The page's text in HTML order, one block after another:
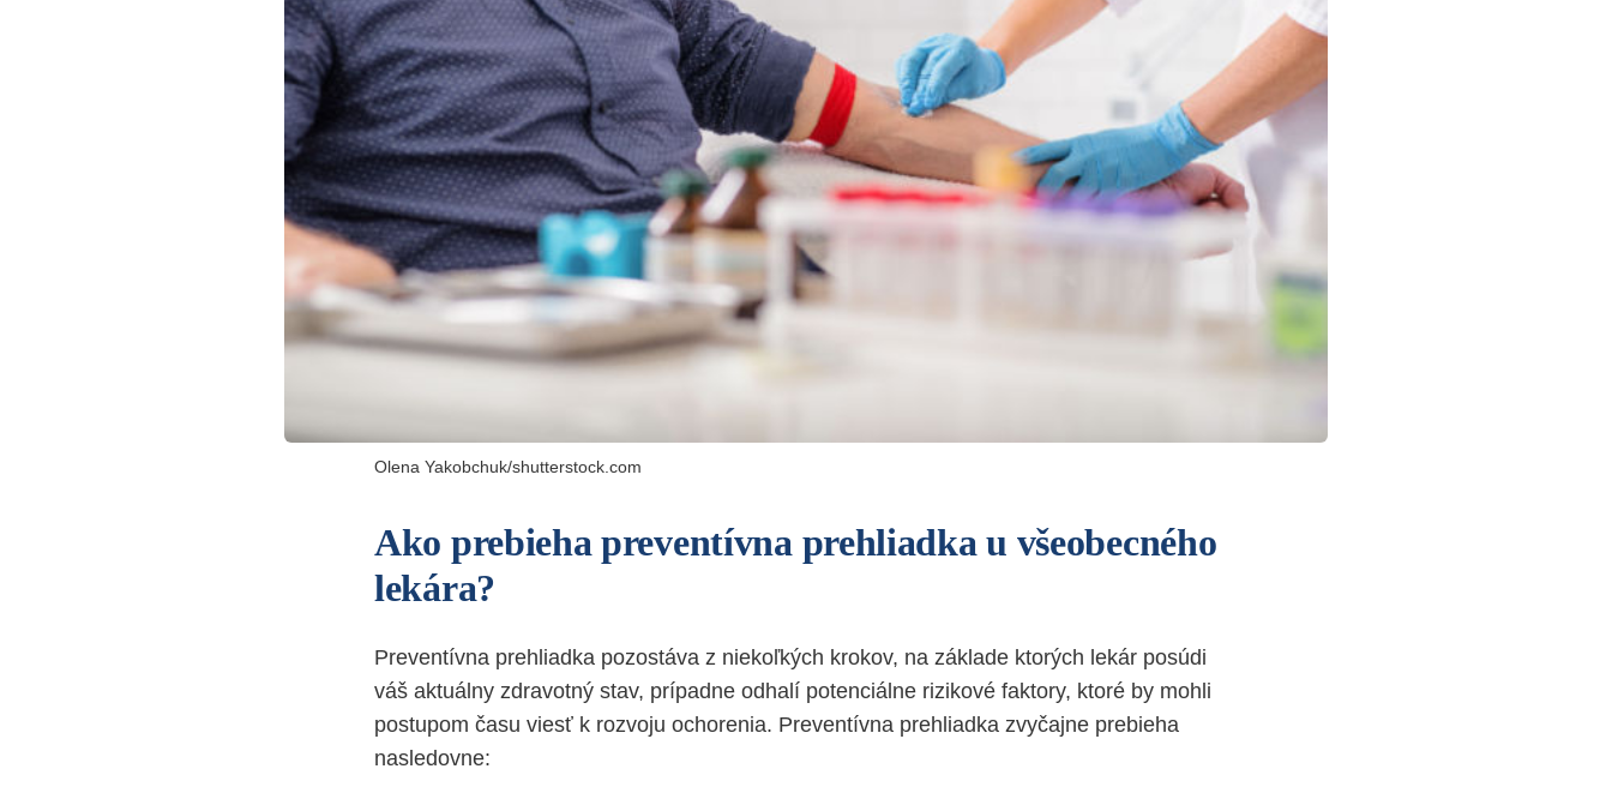
Olena Yakobchuk/shutterstock.com
Ako prebieha preventívna prehliadka u všeobecného
lekára?
Preventívna prehliadka pozostáva z niekoľkých krokov, na základe ktorých lekár posúdi
váš aktuálny zdravotný stav, prípadne odhalí potenciálne rizikové faktory, ktoré by mohli
postupom času viesť k rozvoju ochorenia. Preventívna prehliadka zvyčajne prebieha
nasledovne: